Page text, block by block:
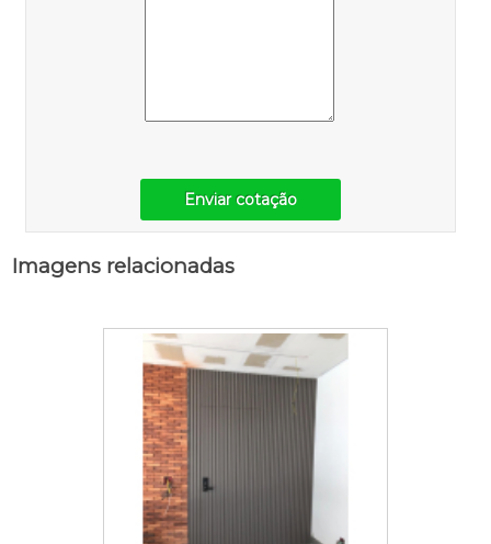
Enviar cotação
Imagens relacionadas